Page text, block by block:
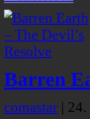
Barren
comastar |